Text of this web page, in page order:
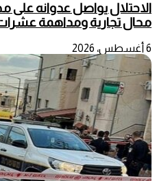
الاحتلال يواصل عدوانه على
محال تجارية ومداهمة عشرات
6 أغسطس، 2026